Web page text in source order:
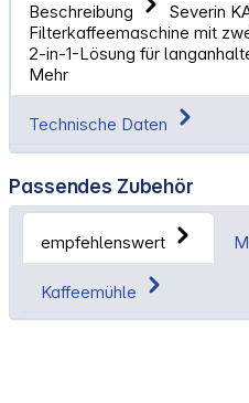
Beschreibung
Severin
Filterkaffeemaschine mit
2-in-1-Lösung für
Mehr
Technische Daten
Passendes Zubehör
empfehlenswert
Kaffeemühle